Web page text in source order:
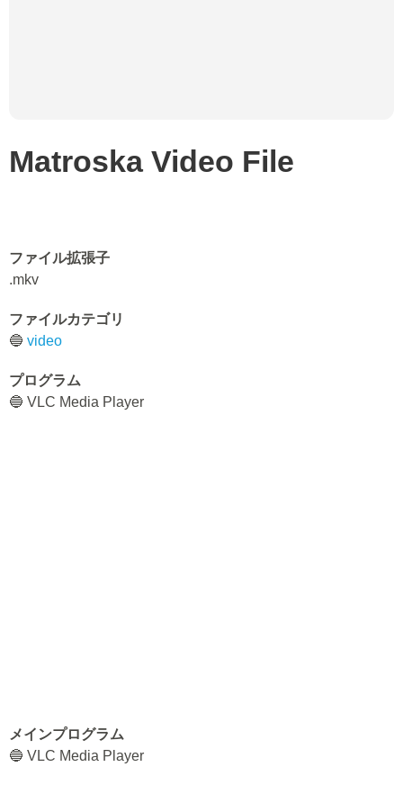
Matroska Video File
ファイル拡張子
.mkv
ファイルカテゴリ
🔵 video
プログラム
🔵 VLC Media Player
メインプログラム
🔵 VLC Media Player